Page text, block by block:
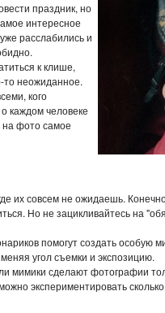
праздник, но
интересное
расслабились и
к клише,
то неожиданное.
кого
каждом человеке
на фото самое
их совсем не ожидаешь.
Но не зацикливайтесь на
помогут создать особую
угол съемки и экспозицию.
мимики сделают фотографии
экспериментировать